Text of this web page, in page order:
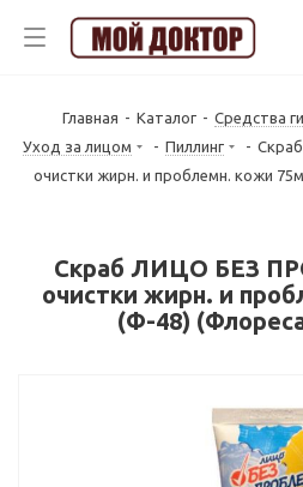
Главная - Каталог - Средства
Уход за лицом
- Пиллинг -
очистки жирн. и проблемн. кожи
Скраб ЛИЦО БЕЗ
очистки жирн. и
(Ф-48)